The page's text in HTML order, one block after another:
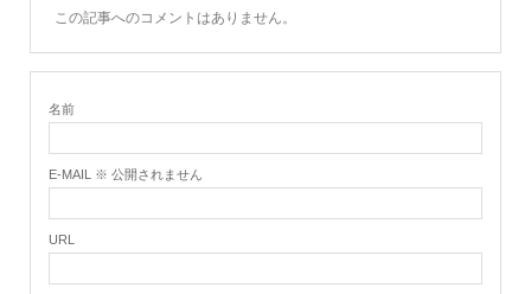
この記事へのコメントはありません。
名前
E-MAIL ※ 公開されません
URL